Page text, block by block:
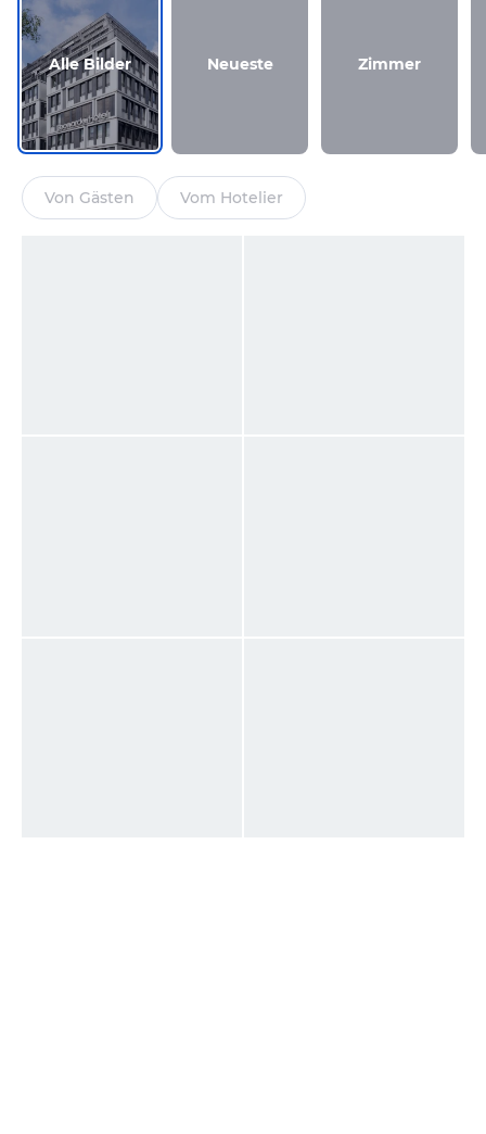
Alle Bilder Neueste Zimmer
Von Gästen Vom Hotelier